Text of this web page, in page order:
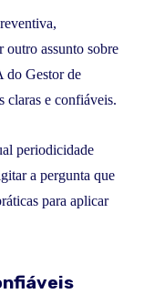
outro assunto sobre
do Gestor de
claras e confiáveis.
periodicidade
a pergunta que
para aplicar